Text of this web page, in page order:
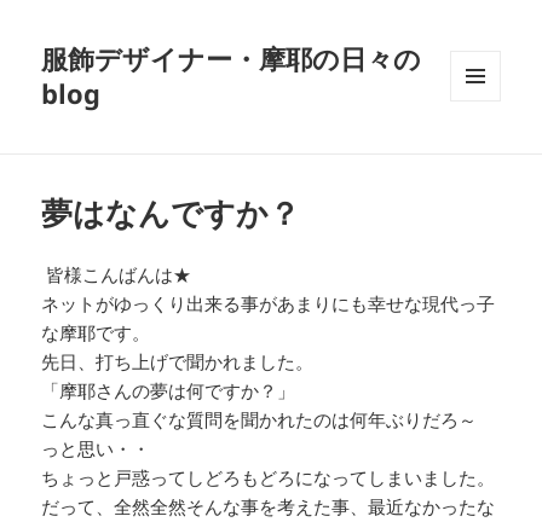
服飾デザイナー・摩耶の日々の
blog
夢はなんですか？
皆様こんばんは★
ネットがゆっくり出来る事があまりにも幸せな現代っ子
な摩耶です。
先日、打ち上げで聞かれました。
「摩耶さんの夢は何ですか？」
こんな真っ直ぐな質問を聞かれたのは何年ぶりだろ～
っと思い・・
ちょっと戸惑ってしどろもどろになってしまいました。
だって、全然全然そんな事を考えた事、最近なかったな